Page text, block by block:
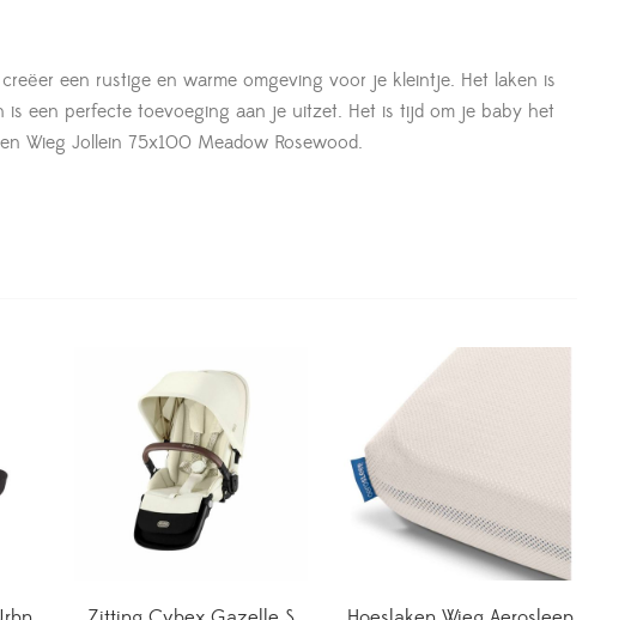
een rustige en warme omgeving voor je kleintje. Het laken is
een perfecte toevoeging aan je uitzet. Het is tijd om je baby het
Wieg Jollein 75x100 Meadow Rosewood.